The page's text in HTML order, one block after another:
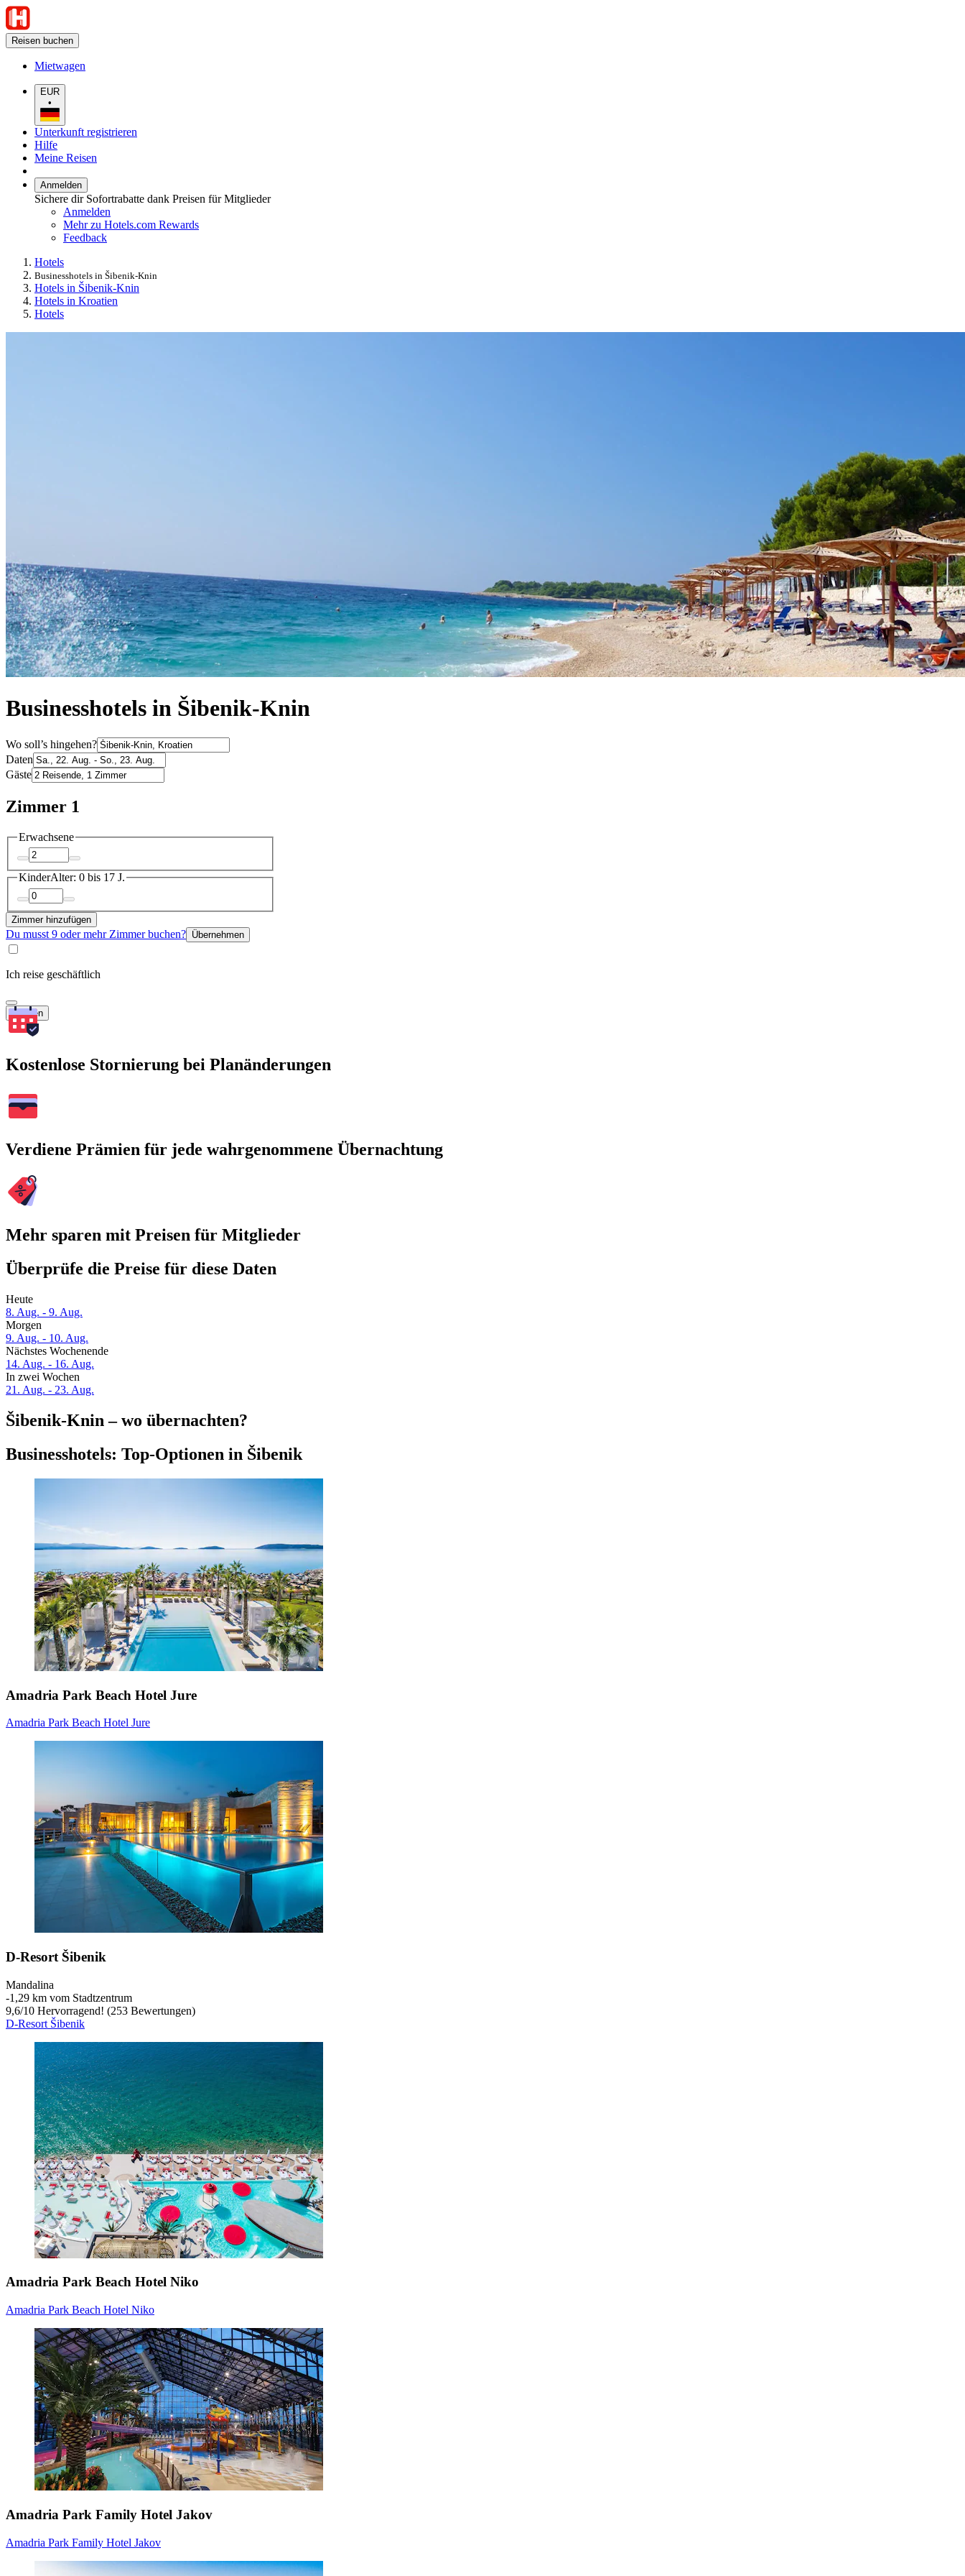
Reisen buchen
Mietwagen
EUR
•
Unterkunft registrieren
Hilfe
Meine Reisen
Anmelden
Sichere dir Sofortrabatte dank Preisen für Mitglieder
Anmelden
Mehr zu Hotels.com Rewards
Feedback
Hotels
Businesshotels in Šibenik-Knin
Hotels in Šibenik-Knin
Hotels in Kroatien
Hotels
Businesshotels in Šibenik-Knin
Wo soll’s hingehen?
Daten
Gäste
Zimmer 1
Erwachsene
KinderAlter: 0 bis 17 J.
Zimmer hinzufügen
Du musst 9 oder mehr Zimmer buchen? Übernehmen
Ich reise geschäftlich
Suchen
Kostenlose Stornierung bei Planänderungen
Verdiene Prämien für jede wahrgenommene Übernachtung
Mehr sparen mit Preisen für Mitglieder
Überprüfe die Preise für diese Daten
Heute
8. Aug. - 9. Aug.
Morgen
9. Aug. - 10. Aug.
Nächstes Wochenende
14. Aug. - 16. Aug.
In zwei Wochen
21. Aug. - 23. Aug.
Šibenik-Knin – wo übernachten?
Businesshotels: Top-Optionen in Šibenik
Amadria Park Beach Hotel Jure
Amadria Park Beach Hotel Jure
D-Resort Šibenik
Mandalina
‐1,29 km vom Stadtzentrum
9,6/10 Hervorragend! (253 Bewertungen)
D-Resort Šibenik
Amadria Park Beach Hotel Niko
Amadria Park Beach Hotel Niko
Amadria Park Family Hotel Jakov
Amadria Park Family Hotel Jakov